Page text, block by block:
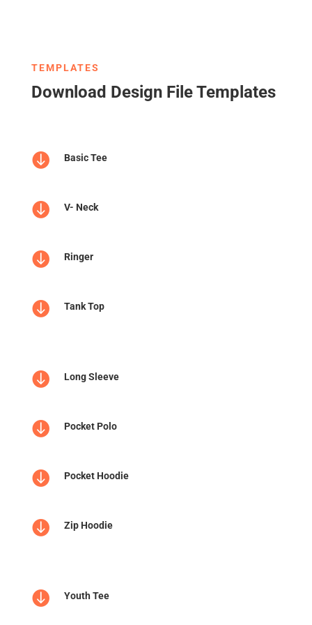
TEMPLATES
Download Design File Templates
 Basic Tee
 V- Neck
 Ringer
 Tank Top
 Long Sleeve
 Pocket Polo
 Pocket Hoodie
 Zip Hoodie
 Youth Tee